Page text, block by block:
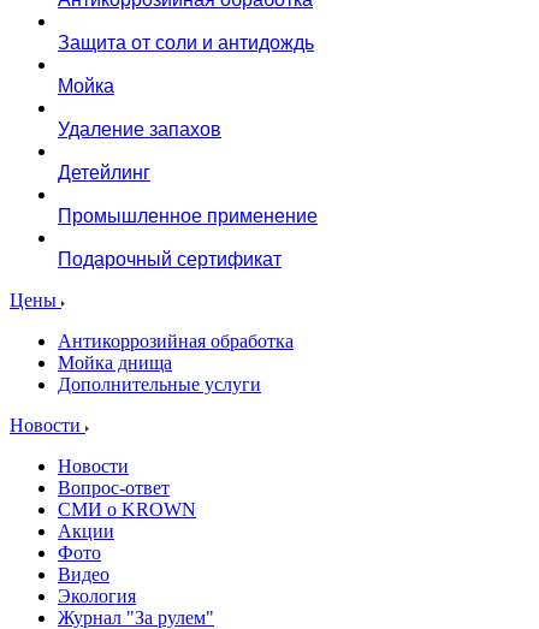
Защита от соли и антидождь
Мойка
Удаление запахов
Детейлинг
Промышленное применение
Подарочный сертификат
Цены
Антикоррозийная обработка
Мойка днища
Дополнительные услуги
Новости
Новости
Вопрос-ответ
СМИ о KROWN
Акции
Фото
Видео
Экология
Журнал "За рулем"